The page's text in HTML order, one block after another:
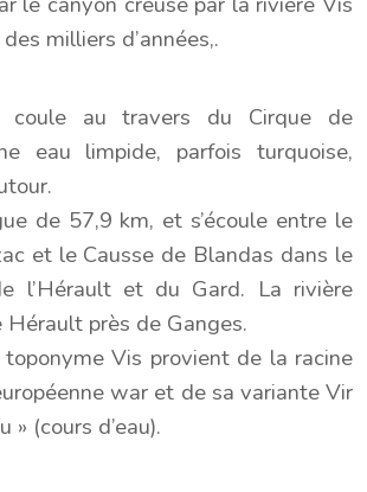
milliers d’années,.
coule au travers du Cirque de
eau limpide, parfois turquoise,
de 57,9 km, et s’écoule entre le
et le Causse de Blandas dans le
l’Hérault et du Gard. La rivière
près de Ganges.
Vis provient de la racine
war et de sa variante Vir
» (cours d’eau).